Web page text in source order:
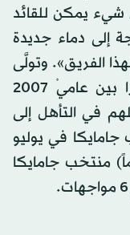
شيء يمكن للقائد
إلى دماء جديدة
الفريق». وتولَّى
مكلارين، الذي درب منتخب إنجلترا بين عاميْ 2007
في التأهل إلى
تدريب جامايكا في يوليو
وقاد المدرب (64 عاماً) منتخب جامايكا